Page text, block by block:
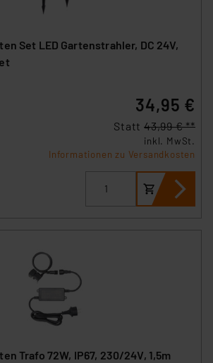
Set LED Gartenstrahler, DC 24V,
34,95 €
Statt 43,99 € **
inkl. MwSt.
Informationen zu Versandkosten
Trafo 72W, IP67, 230/24V, 1,5m